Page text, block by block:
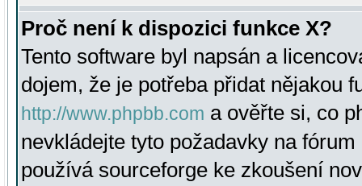
Proč není k dispozici funkce X?
Tento software byl napsán a
dojem, že je potřeba přidat nějakou
http://www.phpbb.com a ověřte si, co
nevkládejte tyto požadavky na
používá sourceforge ke zkoušení